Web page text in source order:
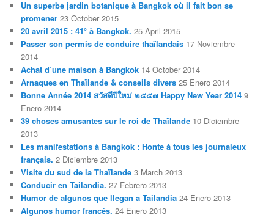
Un superbe jardin botanique à Bangkok où il fait bon se
promener 23 October 2015
20 avril 2015 : 41° à Bangkok. 25 April 2015
Passer son permis de conduire thaïlandais 17 Noviembre
2014
Achat d’une maison à Bangkok 14 October 2014
Arnaques en Thaïlande & conseils divers 25 Enero 2014
Bonne Année 2014 สวัสดีปีใหม่ ๒๕๕๗ Happy New Year 2014 9
Enero 2014
39 choses amusantes sur le roi de Thaïlande 10 Diciembre
2013
Les manifestations à Bangkok : Honte à tous les journaleux
français. 2 Diciembre 2013
Visite du sud de la Thaïlande 3 March 2013
Conducir en Tailandia. 27 Febrero 2013
Humor de algunos que llegan a Tailandia 24 Enero 2013
Algunos humor francés. 24 Enero 2013